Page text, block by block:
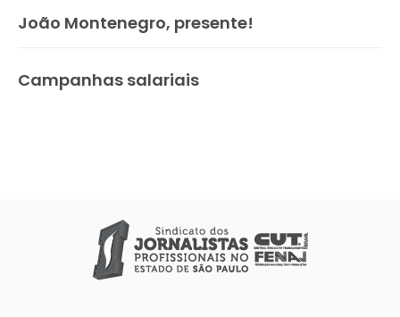
João Montenegro, presente!
Campanhas salariais